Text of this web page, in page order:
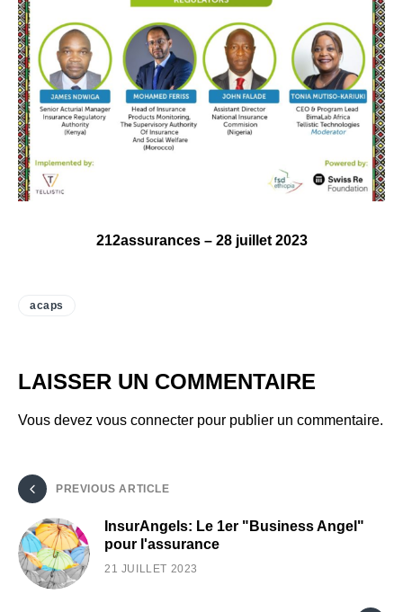
212assurances – 28 juillet 2023
acaps
LAISSER UN COMMENTAIRE
Vous devez vous connecter pour publier un commentaire.
PREVIOUS ARTICLE
InsurAngels: Le 1er "Business Angel"
pour l'assurance
21 JUILLET 2023